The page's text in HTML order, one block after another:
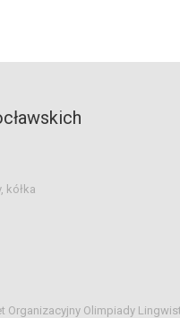
kółka
Organizacyjny Olimpiady